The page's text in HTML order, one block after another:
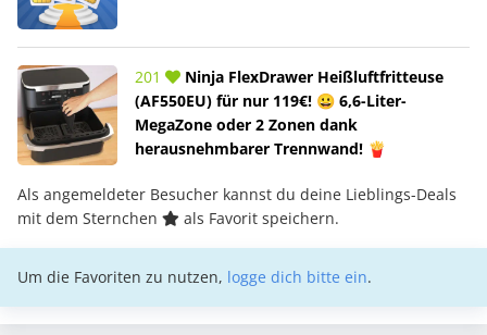
201
Ninja FlexDrawer Heißluftfritteuse
(AF550EU) für nur 119€! 😀 6,6-Liter-
MegaZone oder 2 Zonen dank
herausnehmbarer Trennwand! 🍟
Als angemeldeter Besucher kannst du deine Lieblings-Deals
mit dem Sternchen
als Favorit speichern.
Um die Favoriten zu nutzen, logge dich bitte ein.